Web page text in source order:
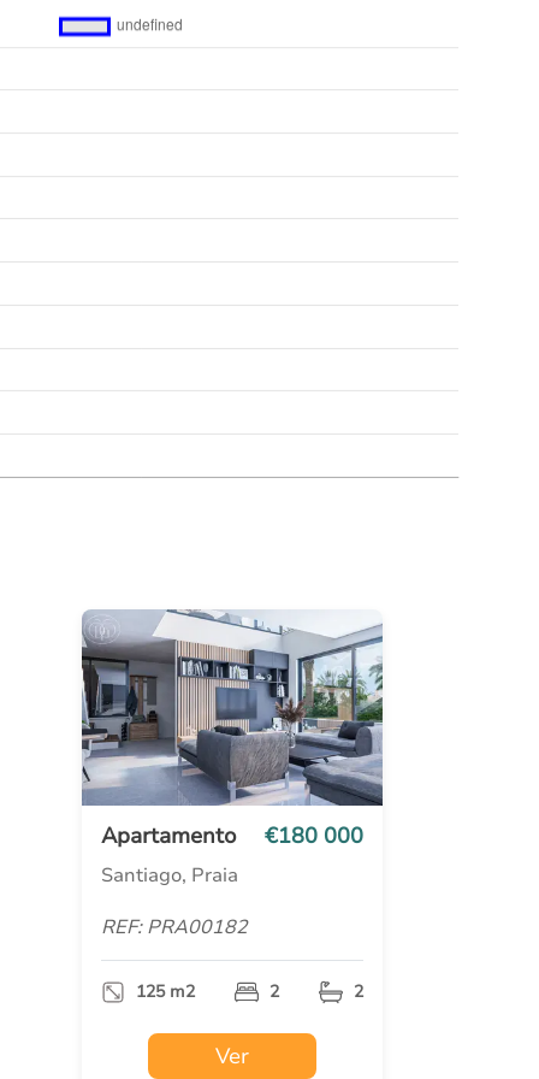
Apartamento €180 000
Santiago, Praia
REF: PRA00182
125 m2 2 2
Ver